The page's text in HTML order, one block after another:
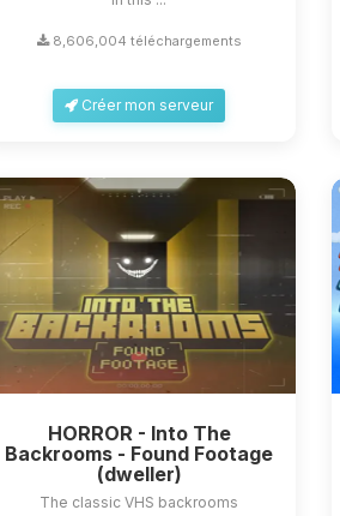
8,606,004 téléchargements
Créer mon serveur
HORROR - Into The
Backrooms - Found Footage
(dweller)
The classic VHS backrooms